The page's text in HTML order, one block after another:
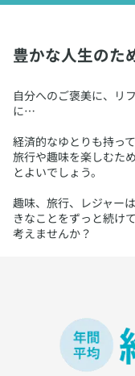
豊かな人生のた
自分へのご褒美に、リ
に…
経済的なゆとりも持っ
旅行や趣味を楽しむた
とよいでしょう。
趣味、旅行、レジャー
きなことをずっと続け
考えませんか？